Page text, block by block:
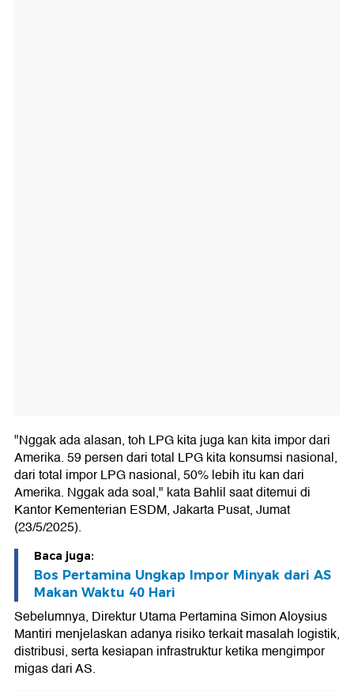
"Nggak ada alasan, toh LPG kita juga kan kita impor dari
Amerika. 59 persen dari total LPG kita konsumsi nasional,
dari total impor LPG nasional, 50% lebih itu kan dari
Amerika. Nggak ada soal," kata Bahlil saat ditemui di
Kantor Kementerian ESDM, Jakarta Pusat, Jumat
(23/5/2025).
Baca juga:
Bos Pertamina Ungkap Impor Minyak dari AS
Makan Waktu 40 Hari
Sebelumnya, Direktur Utama Pertamina Simon Aloysius
Mantiri menjelaskan adanya risiko terkait masalah logistik,
distribusi, serta kesiapan infrastruktur ketika mengimpor
migas dari AS.